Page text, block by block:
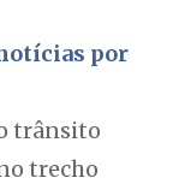
por
trânsito
trecho